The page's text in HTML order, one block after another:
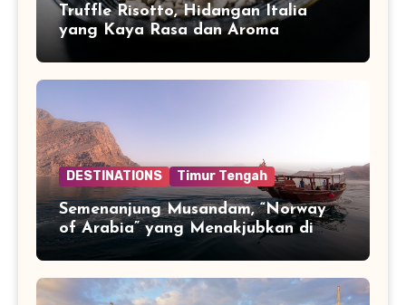
Truffle Risotto, Hidangan Italia
yang Kaya Rasa dan Aroma
DESTINATIONS Timur Tengah
Semenanjung Musandam, “Norway
of Arabia” yang Menakjubkan di
Ujung Jazirah Arab